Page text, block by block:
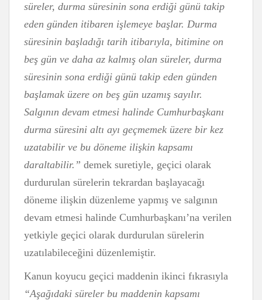
süreler, durma süresinin sona erdiği günü takip
eden günden itibaren işlemeye başlar. Durma
süresinin başladığı tarih itibarıyla, bitimine on
beş gün ve daha az kalmış olan süreler, durma
süresinin sona erdiği günü takip eden günden
başlamak üzere on beş gün uzamış sayılır.
Salgının devam etmesi halinde Cumhurbaşkanı
durma süresini altı ayı geçmemek üzere bir kez
uzatabilir ve bu döneme ilişkin kapsamı
daraltabilir.” demek suretiyle, geçici olarak
durdurulan sürelerin tekrardan başlayacağı
döneme ilişkin düzenleme yapmış ve salgının
devam etmesi halinde Cumhurbaşkanı’na verilen
yetkiyle geçici olarak durdurulan sürelerin
uzatılabileceğini düzenlemiştir.
Kanun koyucu geçici maddenin ikinci fıkrasıyla
“Aşağıdaki süreler bu maddenin kapsamı